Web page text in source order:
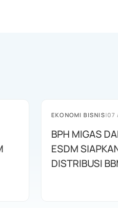
EKONOMI BISNIS|07
BPH MIGAS
ESDM
DISTRIBUSI